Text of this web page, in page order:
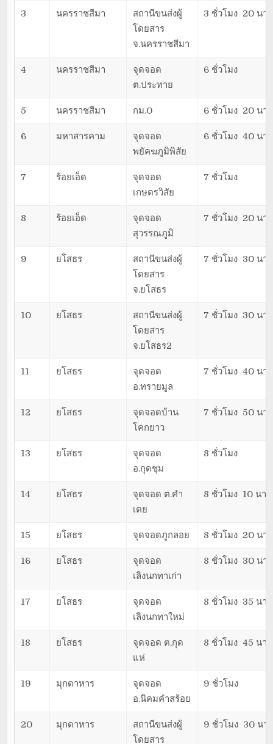
3 นครราชสีมา
สถานีขนส่งผู้
โดยสาร
จ.นครราชสีมา
3 ชั่วโมง 20 นา
4 นครราชสีมา
จุดจอด
ต.ประทาย
6 ชั่วโมง
5 นครราชสีมา กม.0 6 ชั่วโมง 20 นา
6 มหาสารคาม
จุดจอด
พยัคฆภูมิพิสัย
6 ชั่วโมง 40 นา
7 ร้อยเอ็ด
จุดจอด
เกษตรวิสัย
7 ชั่วโมง
8 ร้อยเอ็ด
จุดจอด
สุวรรณภูมิ
7 ชั่วโมง 20 นา
9 ยโสธร
สถานีขนส่งผู้
โดยสาร
จ.ยโสธร
7 ชั่วโมง 30 นา
10 ยโสธร
สถานีขนส่งผู้
โดยสาร
จ.ยโสธร2
7 ชั่วโมง 30 นา
11 ยโสธร
จุดจอด
อ.ทรายมูล
7 ชั่วโมง 40 นา
12 ยโสธร
จุดจอดบ้าน
โคกยาว
7 ชั่วโมง 50 นา
13 ยโสธร
จุดจอด
อ.กุดชุม
8 ชั่วโมง
14 ยโสธร
จุดจอด ต.คำ
เตย
8 ชั่วโมง 10 นาที
15 ยโสธร จุดจอดภูกลอย 8 ชั่วโมง 20 นา
16 ยโสธร
จุดจอด
เลิงนกทาเก่า
8 ชั่วโมง 30 นา
17 ยโสธร
จุดจอด
เลิงนกทาใหม่
8 ชั่วโมง 35 นาที
18 ยโสธร
จุดจอด ต.กุด
แห่
8 ชั่วโมง 45 นาที
19 มุกดาหาร
จุดจอด
อ.นิคมคำสร้อย
9 ชั่วโมง
20 มุกดาหาร
สถานีขนส่งผู้
โดยสาร
9 ชั่วโมง 30 นา